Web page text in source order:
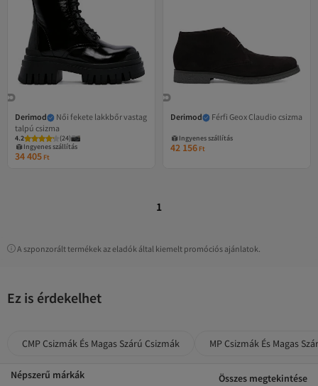
Derimod
Női fekete lakkbőr vastag
talpú csizma
4.2 (24)
Ingyenes szállítás
34 405 Ft
Derimod Férfi Geox Claudio csizma
Ingyenes szállítás
42 156 Ft
1
A szponzorált termékek az eladók által kiemelt promóciós ajánlatok.
Ez is érdekelhet
CMP Csizmák És Magas Szárú Csizmák MP Csizmák És Magas
Népszerű márkák Összes megtekintése